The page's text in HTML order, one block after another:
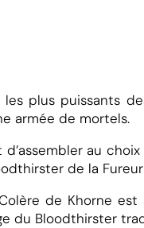
d
e
s
o
f
K
h
les plus puissants
armée de mortels.
au
de la
de Khorne
du Bloodthirster